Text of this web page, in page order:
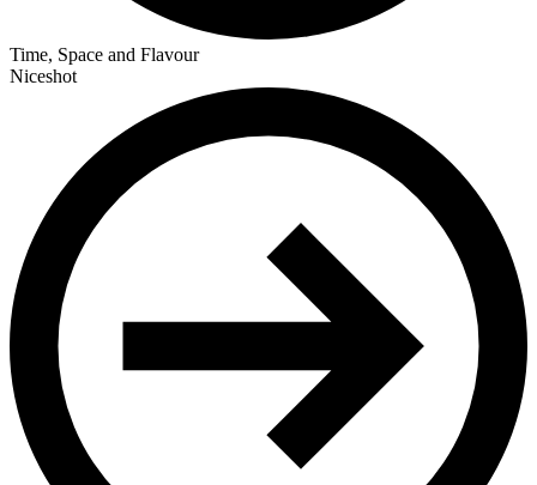
Time, Space and Flavour
Niceshot